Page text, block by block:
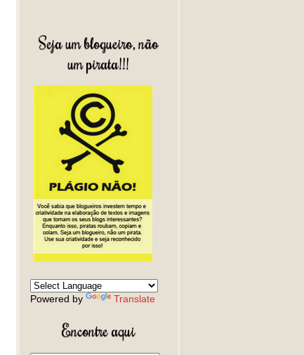
Seja um blogueiro, não
um pirata!!!
Powered by Translate
Encontre aqui